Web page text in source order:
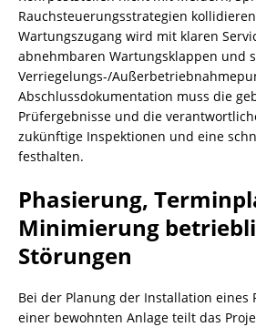
Rauchsteuerungsstrategien
Wartungszugang wird mit klaren
abnehmbaren Wartungsklappen und
Verriegelungs-/
Abschlussdokumentation muss die
Prüfergebnisse und die
zukünftige Inspektionen und eine
festhalten.
Phasierung,
Minimierung
Störungen
Bei der Planung der Installation eines
einer bewohnten Anlage teilt das